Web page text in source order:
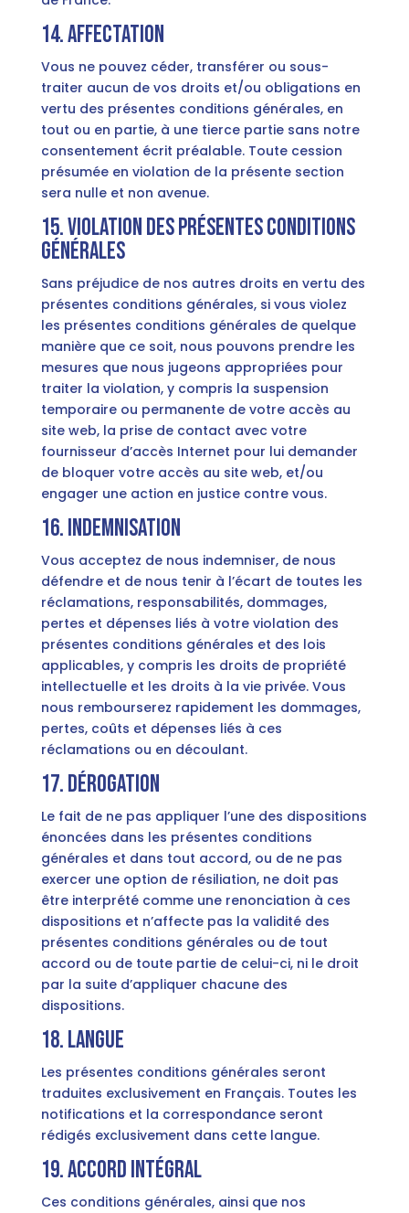
14. Affectation
Vous ne pouvez céder, transférer ou sous-
traiter aucun de vos droits et/ou obligations en
vertu des présentes conditions générales, en
tout ou en partie, à une tierce partie sans notre
consentement écrit préalable. Toute cession
présumée en violation de la présente section
sera nulle et non avenue.
15. Violation des présentes conditions
générales
Sans préjudice de nos autres droits en vertu des
présentes conditions générales, si vous violez
les présentes conditions générales de quelque
manière que ce soit, nous pouvons prendre les
mesures que nous jugeons appropriées pour
traiter la violation, y compris la suspension
temporaire ou permanente de votre accès au
site web, la prise de contact avec votre
fournisseur d’accès Internet pour lui demander
de bloquer votre accès au site web, et/ou
engager une action en justice contre vous.
16. Indemnisation
Vous acceptez de nous indemniser, de nous
défendre et de nous tenir à l’écart de toutes les
réclamations, responsabilités, dommages,
pertes et dépenses liés à votre violation des
présentes conditions générales et des lois
applicables, y compris les droits de propriété
intellectuelle et les droits à la vie privée. Vous
nous rembourserez rapidement les dommages,
pertes, coûts et dépenses liés à ces
réclamations ou en découlant.
17. Dérogation
Le fait de ne pas appliquer l’une des dispositions
énoncées dans les présentes conditions
générales et dans tout accord, ou de ne pas
exercer une option de résiliation, ne doit pas
être interprété comme une renonciation à ces
dispositions et n’affecte pas la validité des
présentes conditions générales ou de tout
accord ou de toute partie de celui-ci, ni le droit
par la suite d’appliquer chacune des
dispositions.
18. Langue
Les présentes conditions générales seront
traduites exclusivement en Français. Toutes les
notifications et la correspondance seront
rédigés exclusivement dans cette langue.
19. Accord intégral
Ces conditions générales, ainsi que nos